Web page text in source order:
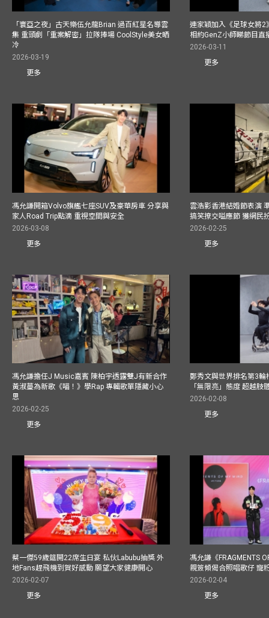
「寰亞之夜」古天樂伍允龍Brian 過百紅星名導雲
集 重頭劇「重案解密」拉隊捧場 CoolStyle美女晒
冷
2026-03-19
更多
連家穎加入《足球女將
相約GenZ小師睇節目直
2026-03-11
更多
馮允謙開箱Volvo旗艦七座SUV及豪華房車 分享與
家人Road Trip點滴 重視空間與安全
2026-03-08
更多
雲浩影香港結婚節表演
搞笑撩交嗌應節 獲網民
2026-02-25
更多
馮允謙擔任J Music嘉賓 陳柏宇透露雙J有新合作
黃淑蔓為新歌《喵！》學Rap 專輯歌單隱藏小心
思
2026-02-25
更多
鄭秀文與世界排名第3輪
「無限亮」態度 超越肢
2026-02-08
更多
蔡一傑59歲筵開22席生日宴 私伙Labubu抽獎 外
地Fans趕飛機到賀好感動 願望大家健康開心
2026-02-07
更多
馮允謙《FRAGMENTS
親簽傾偈合照唱歌仔 寵
2026-02-04
更多